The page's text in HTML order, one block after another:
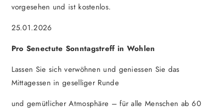
vorgesehen und ist kostenlos.
25.01.2026
Pro Senectute Sonntagstreff in Wohlen
Lassen Sie sich verwöhnen und geniessen Sie das
Mittagessen in geselliger Runde
und gemütlicher Atmosphäre – für alle Menschen ab 60